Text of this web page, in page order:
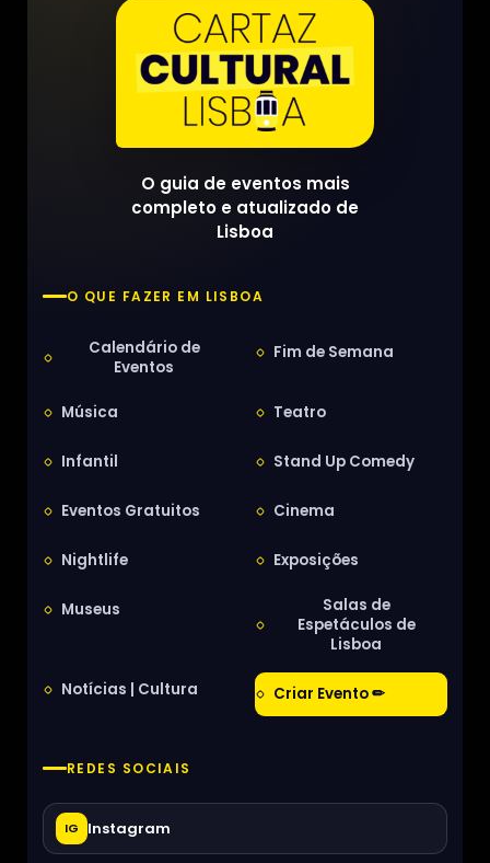
O guia de eventos mais
completo e atualizado de
Lisboa
O QUE FAZER EM LISBOA
Calendário de
Eventos
Fim de Semana
Música Teatro
Infantil Stand Up Comedy
Eventos Gratuitos Cinema
Nightlife Exposições
Museus
Salas de
Espetáculos de
Lisboa
Notícias | Cultura Criar Evento ✏
REDES SOCIAIS
IG Instagram